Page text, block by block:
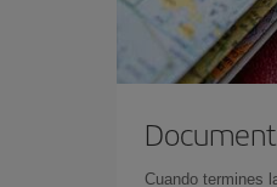
Cuando termines